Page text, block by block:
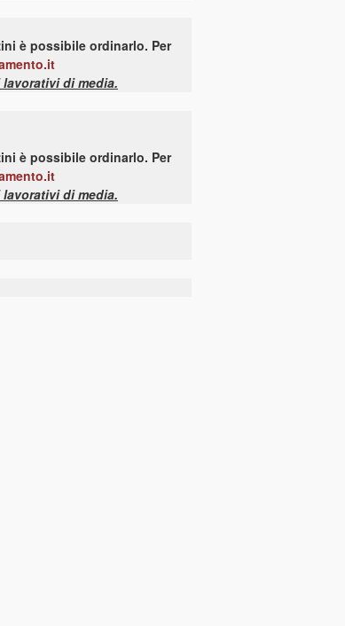
è possibile ordinarlo. Per
di media.
è possibile ordinarlo. Per
di media.